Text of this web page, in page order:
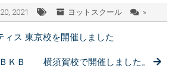
2021 ヨットスクール »
ィス 東京校を開催しました
ＫＢ 横須賀校で開催しました。